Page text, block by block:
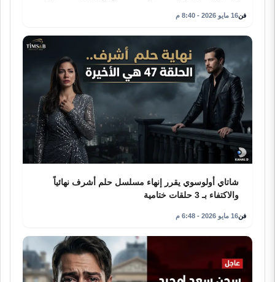
فن16 مايو 2026 - 8:40 م
شاتاي أولوسوي يقرر إنهاء مسلسل حلم أشرف نهائياً
والاكتفاء بـ 3 حلقات ختامية
فن16 مايو 2026 - 6:48 م